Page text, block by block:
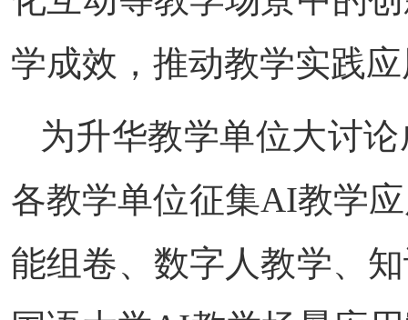
学成效，推动教学实践
为升华教学单位大讨
各教学单位征集AI教学
能组卷、数字人教学、